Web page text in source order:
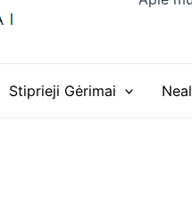
Stiprieji Gėrimai